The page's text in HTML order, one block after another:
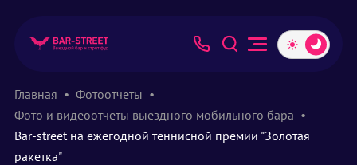
Главная
Фотоотчеты
Фото и видеоотчеты выездного мобильного бара
Bar-street на ежегодной теннисной премии "Золотая
ракетка"